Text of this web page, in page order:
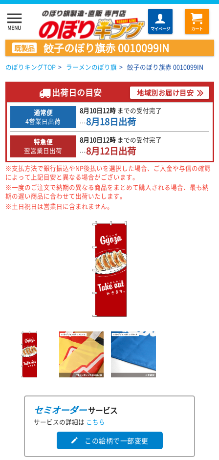
menu
MENU マイページ カート
既製品 餃子のぼり旗赤 0010099IN
のぼりキングTOP > ラーメンのぼり旗 > 餃子のぼり旗赤 0010099IN
出荷日の目安 地域別お届け目安
通常便
4営業日出荷
8月10日12時 までの受付完了
…8月18日出荷
特急便
翌営業日出荷
8月10日12時 までの受付完了
…8月12日出荷
※支払方法で銀行振込やNP後払いを選択した場合、ご入金や与信の確認
によって上記目安と異なる場合がございます。
※一度のご注文で納期の異なる商品をまとめて購入される場合、最も納
期の遅い商品に合わせて出荷いたします。
※土日祝日は営業日に含まれません。
セミオーダーサービス
サービスの詳細は こちら
edit この絵柄で一部変更